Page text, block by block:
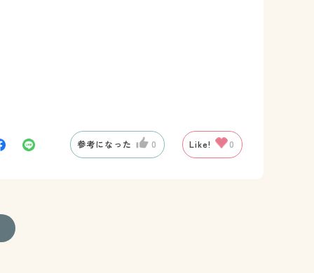
参考になった 0 Like! 0